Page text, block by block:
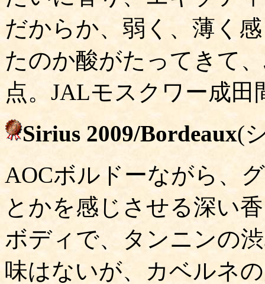
だからか、弱く、薄く
たのか酸がたってきて
点。JALモスクワー成田
Sirius 2009/Bordeaux(
AOCボルドーながら、
とかを感じさせる深い
ボディで、タンニンの
味はないが、カベルネ